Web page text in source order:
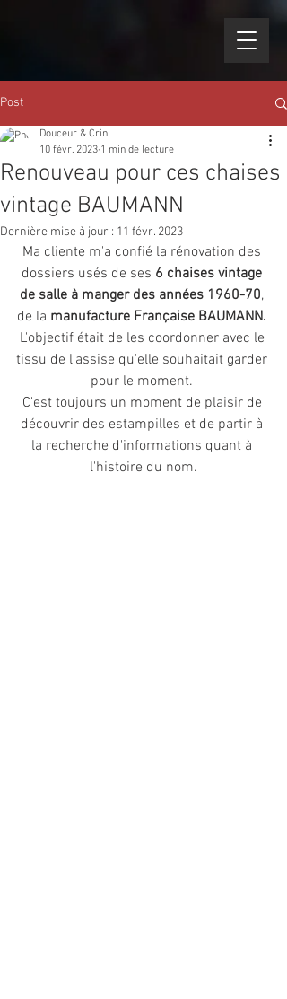
Post
Renouveau pour ces chaises
vintage BAUMANN
Douceur & Crin
10 févr. 2023 1 min de lecture
Dernière mise à jour : 11 févr. 2023
Ma cliente m'a confié la rénovation des
dossiers usés de ses 6 chaises vintage
de salle à manger des années 1960-70,
de la manufacture Française BAUMANN.
L'objectif était de les coordonner avec le
tissu de l'assise qu'elle souhaitait garder
pour le moment.
C'est toujours un moment de plaisir de
découvrir des estampilles et de partir à
la recherche d'informations quant à
l'histoire du nom.